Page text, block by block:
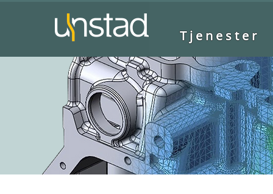
Tjenester